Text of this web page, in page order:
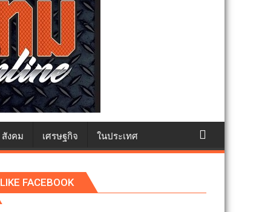
สังคม เศรษฐกิจ ในประเทศ
LIKE FACEBOOK